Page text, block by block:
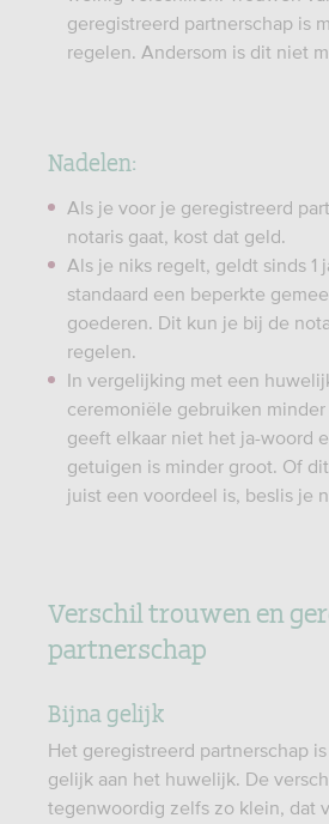
geregistreerd partnerschap is
regelen. Andersom is dit niet
Nadelen:
Als je voor je geregistreerd
notaris gaat, kost dat geld.
Als je niks regelt, geldt sinds 1
standaard een beperkte
goederen. Dit kun je bij de
regelen.
In vergelijking met een
ceremoniële gebruiken
geeft elkaar niet het ja-woord
getuigen is minder groot. Of
juist een voordeel is, beslis je
Verschil trouwen en
partnerschap
Bijna gelijk
Het geregistreerd partnerschap
gelijk aan het huwelijk. De
tegenwoordig zelfs zo klein, dat